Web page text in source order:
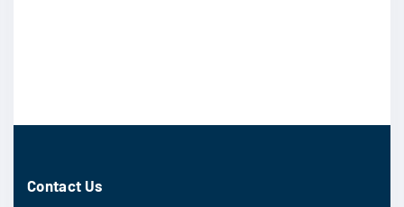
Contact Us